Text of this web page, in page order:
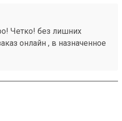
Четко! без лишних
онлайн , в назначенное